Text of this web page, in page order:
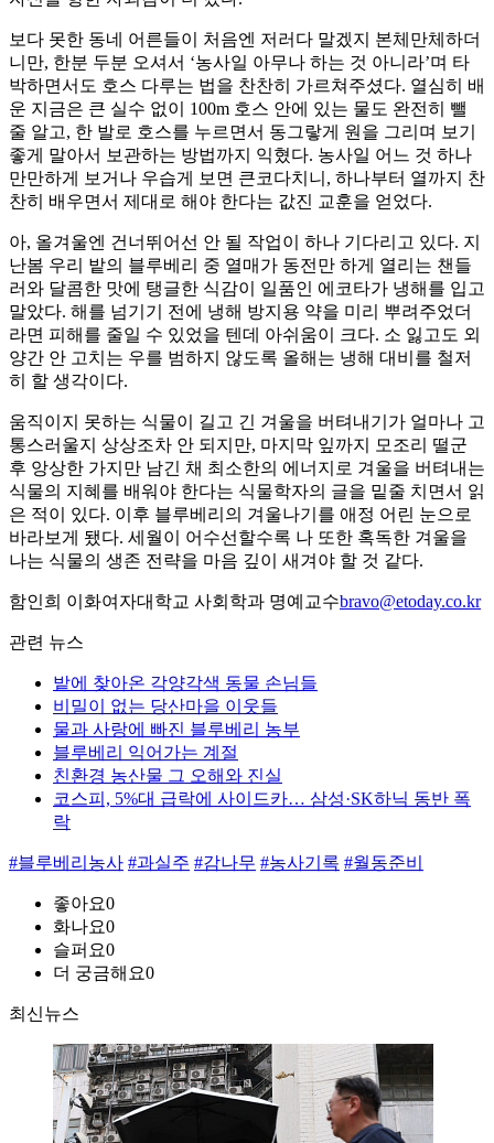
보다 못한 동네 어른들이 처음엔 저러다 말겠지 본체만체하더
니만, 한분 두분 오셔서 ‘농사일 아무나 하는 것 아니라’며 타
박하면서도 호스 다루는 법을 찬찬히 가르쳐주셨다. 열심히 배
운 지금은 큰 실수 없이 100m 호스 안에 있는 물도 완전히 뺄
줄 알고, 한 발로 호스를 누르면서 동그랗게 원을 그리며 보기
좋게 말아서 보관하는 방법까지 익혔다. 농사일 어느 것 하나
만만하게 보거나 우습게 보면 큰코다치니, 하나부터 열까지 찬
찬히 배우면서 제대로 해야 한다는 값진 교훈을 얻었다.
아, 올겨울엔 건너뛰어선 안 될 작업이 하나 기다리고 있다. 지
난봄 우리 밭의 블루베리 중 열매가 동전만 하게 열리는 챈들
러와 달콤한 맛에 탱글한 식감이 일품인 에코타가 냉해를 입고
말았다. 해를 넘기기 전에 냉해 방지용 약을 미리 뿌려주었더
라면 피해를 줄일 수 있었을 텐데 아쉬움이 크다. 소 잃고도 외
양간 안 고치는 우를 범하지 않도록 올해는 냉해 대비를 철저
히 할 생각이다.
움직이지 못하는 식물이 길고 긴 겨울을 버텨내기가 얼마나 고
통스러울지 상상조차 안 되지만, 마지막 잎까지 모조리 떨군
후 앙상한 가지만 남긴 채 최소한의 에너지로 겨울을 버텨내는
식물의 지혜를 배워야 한다는 식물학자의 글을 밑줄 치면서 읽
은 적이 있다. 이후 블루베리의 겨울나기를 애정 어린 눈으로
바라보게 됐다. 세월이 어수선할수록 나 또한 혹독한 겨울을
나는 식물의 생존 전략을 마음 깊이 새겨야 할 것 같다.
함인희 이화여자대학교 사회학과 명예교수bravo@etoday.co.kr
관련 뉴스
밭에 찾아온 각양각색 동물 손님들
비밀이 없는 당산마을 이웃들
물과 사랑에 빠진 블루베리 농부
블루베리 익어가는 계절
친환경 농산물 그 오해와 진실
코스피, 5%대 급락에 사이드카… 삼성·SK하닉 동반 폭
락
#블루베리농사 #과실주 #감나무 #농사기록 #월동준비
좋아요0
화나요0
슬퍼요0
더 궁금해요0
최신뉴스